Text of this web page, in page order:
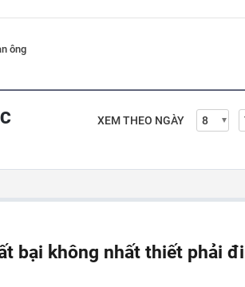
ông
XEM THEO NGÀY
bại không nhất thiết phải